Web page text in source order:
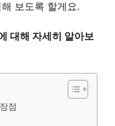
보도록 할게요.
대해 자세히 알아보
점